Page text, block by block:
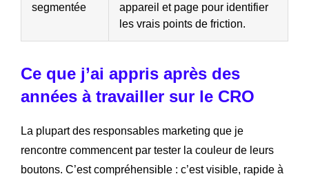
segmentée
appareil et page pour identifier
les vrais points de friction.
Ce que j’ai appris après des
années à travailler sur le CRO
La plupart des responsables marketing que je
rencontre commencent par tester la couleur de leurs
boutons. C’est compréhensible : c’est visible, rapide à